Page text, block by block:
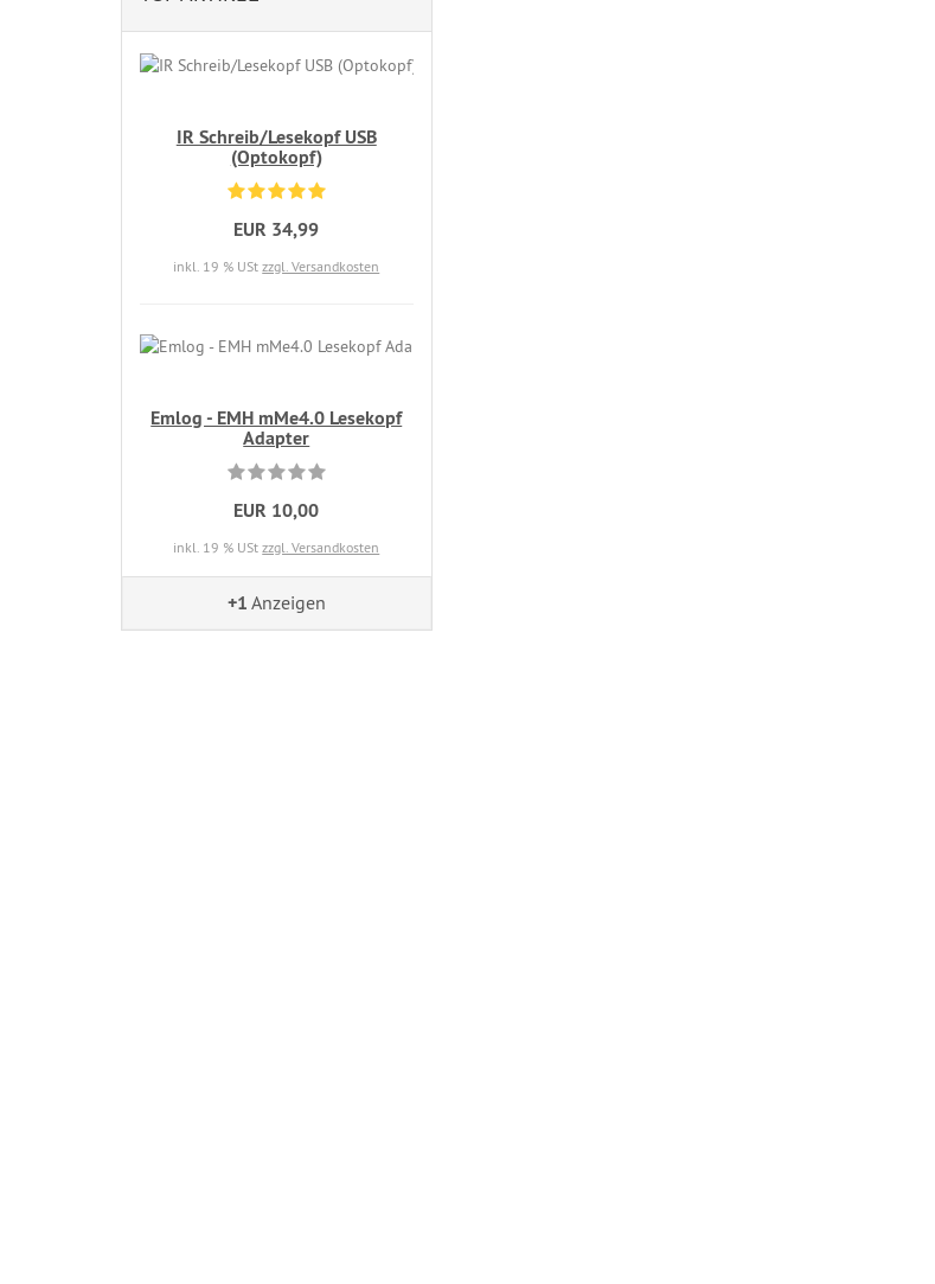
IR Schreib/Lesekopf USB
(Optokopf)
EUR 34,99
inkl. 19 % UStzzgl. Versandkosten
Emlog - EMH mMe4.0 Lesekopf
Adapter
EUR 10,00
inkl. 19 % UStzzgl. Versandkosten
+1 Anzeigen